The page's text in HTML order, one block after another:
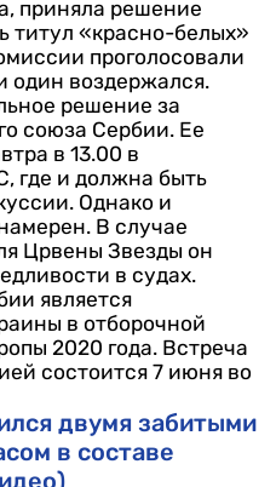
приняла решение
титул «красно-белых»
проголосовали
один воздержался.
решение за
союза Сербии. Ее
в 13.00 в
где и должна быть
Однако и
В случае
Црвены Звезды он
в судах.
является
в отборочной
2020 года. Встреча
состоится 7 июня во
двумя забитыми
в составе